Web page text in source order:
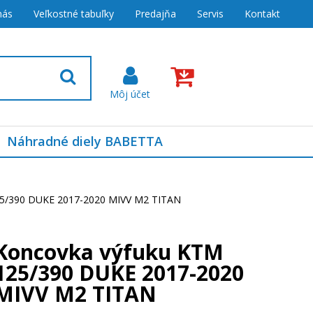
Veľkostné tabuľky Predajňa Servis Kontakt
Náhradné diely BABETTA
390 DUKE 2017-2020 MIVV M2 TITAN
výfuku KTM
390 DUKE 2017-2020
M2 TITAN